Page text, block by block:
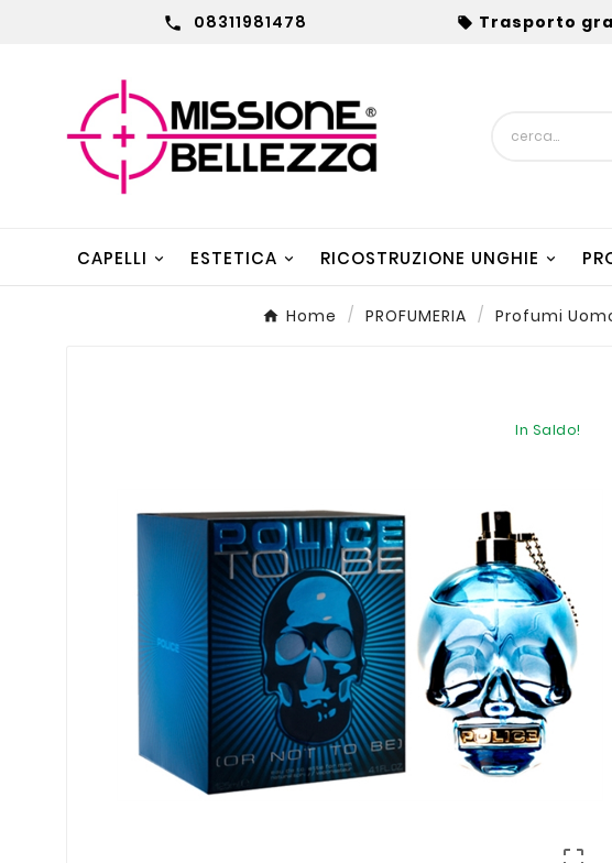
 08311981478  Trasporto
CAPELLI ESTETICA RICOSTRUZIONE UNGHIE
Home PROFUMERIA Profumi
In Saldo!